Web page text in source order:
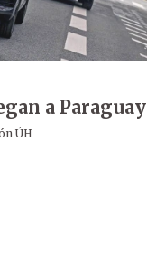
a Paraguay
ÚH